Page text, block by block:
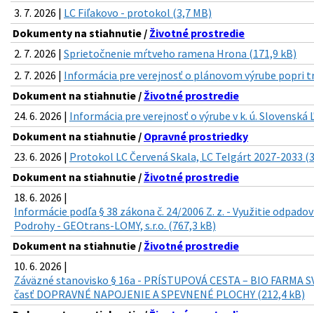
3. 7. 2026 | LC Fiľakovo - protokol (3,7 MB)
Dokumenty na stiahnutie / Životné prostredie
2. 7. 2026 | Sprietočnenie mŕtveho ramena Hrona (171,9 kB)
2. 7. 2026 | Informácia pre verejnosť o plánovom výrube popri
Dokument na stiahnutie / Životné prostredie
24. 6. 2026 | Informácia pre verejnosť o výrube v k. ú. Slovenská
Dokument na stiahnutie / Opravné prostriedky
23. 6. 2026 | Protokol LC Červená Skala, LC Telgárt 2027-2033
Dokument na stiahnutie / Životné prostredie
18. 6. 2026 |
Informácie podľa § 38 zákona č. 24/2006 Z. z. - Využitie
Podrohy - GEOtrans-LOMY, s.r.o. (767,3 kB)
Dokument na stiahnutie / Životné prostredie
10. 6. 2026 |
Záväzné stanovisko § 16a - PRÍSTUPOVÁ CESTA – BIO FARMA
časť DOPRAVNÉ NAPOJENIE A SPEVNENÉ PLOCHY (212,4 kB)